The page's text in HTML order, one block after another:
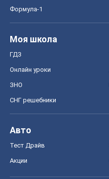
Формула-1
Моя школа
ГДЗ
Онлайн уроки
ЗНО
СНГ решебники
Авто
Тест Драйв
Акции